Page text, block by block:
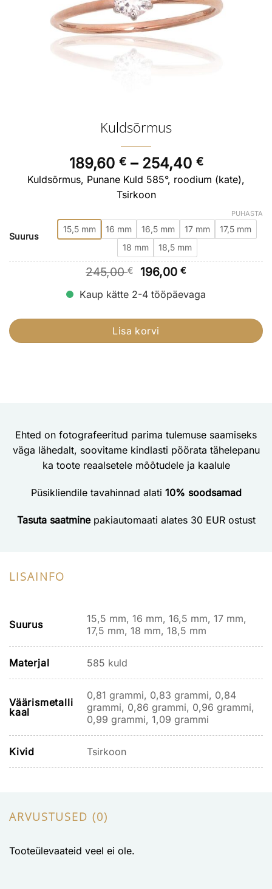
Kuldsõrmus
189,60 € – 254,40 €Price
range:
254,40 €
Kuldsõrmus, Punane Kuld 585°, roodium (kate),
Tsirkoon
Suurus
15,5 mm 16 mm 16,5 mm 17 mm
17,5 mm
18 mm
18,5 mm
PUHASTA
245,00€ Algne
hind
oli:
196,00 €Current
is:
Kaup kätte 2-4 tööpäevaga
Lisa korvi
Ehted on fotografeeritud parima tulemuse saamiseks
väga lähedalt, soovitame kindlasti pöörata tähelepanu
ka toote reaalsetele mõõtudele ja kaalule
Püsikliendile tavahinnad alati 10% soodsamad
Tasuta saatminepakiautomaati alates 30 EUR ostust
LISAINFO
Suurus
15,5 mm, 16 mm, 16,5 mm, 17 mm,
17,5 mm, 18 mm, 18,5 mm
Materjal 585 kuld
Väärismetalli
kaal
0,81 grammi, 0,83 grammi, 0,84
grammi, 0,86 grammi, 0,96 grammi,
0,99 grammi, 1,09 grammi
Kivid Tsirkoon
ARVUSTUSED (0)
Tooteülevaateid veel ei ole.